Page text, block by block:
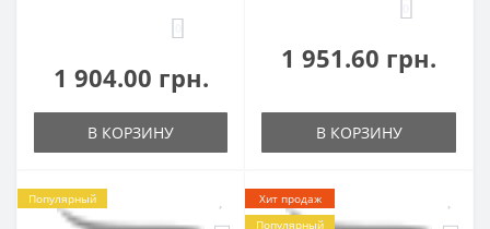
1 904.00 грн.
В КОРЗИНУ
1 951.60 грн.
В КОРЗИНУ
Популярный
Хит продаж
Популярный